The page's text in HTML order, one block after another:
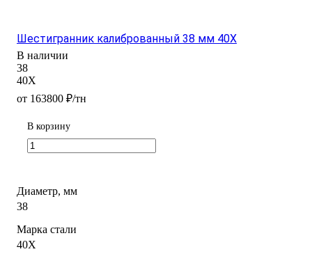
Шестигранник калиброванный 38 мм 40Х
В наличии
38
40Х
от 163800 ₽/тн
В корзину
Диаметр, мм
38
Марка стали
40Х